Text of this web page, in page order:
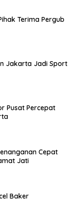
Terima Pergub
Jakarta Jadi Sport
Pusat Percepat
Cepat
Jati
Baker